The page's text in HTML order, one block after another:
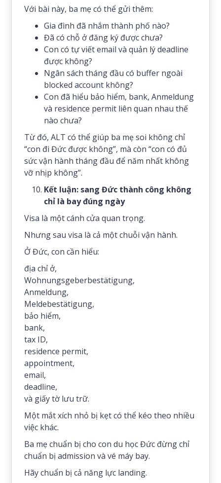
Với bài này, ba mẹ có thể gửi thêm:
Gia đình đã nhắm thành phố nào?
Đã có chỗ ở đăng ký được chưa?
Con có tự viết email và quản lý deadline
được không?
Ngân sách tháng đầu có buffer ngoài
blocked account không?
Con đã hiểu bảo hiểm, bank, Anmeldung
và residence permit liên quan nhau thế
nào chưa?
Từ đó, ALT có thể giúp ba mẹ soi không chỉ
“con đi Đức được không”, mà còn “con có đủ
sức vận hành tháng đầu để năm nhất không
vỡ nhịp không”.
Kết luận: sang Đức thành công không
chỉ là bay đúng ngày
Visa là một cánh cửa quan trọng.
Nhưng sau visa là cả một chuỗi vận hành.
Ở Đức, con cần hiểu:
địa chỉ ở,
Wohnungsgeberbestätigung,
Anmeldung,
Meldebestätigung,
bảo hiểm,
bank,
tax ID,
residence permit,
appointment,
email,
deadline,
và giấy tờ lưu trữ.
Một mắt xích nhỏ bị kẹt có thể kéo theo nhiều
việc khác.
Ba mẹ chuẩn bị cho con du học Đức đừng chỉ
chuẩn bị admission và vé máy bay.
Hãy chuẩn bị cả năng lực landing.